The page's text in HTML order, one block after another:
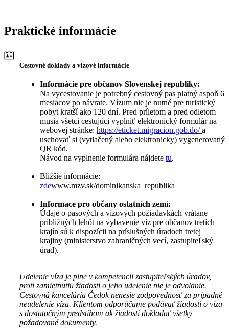
Praktické informácie
Cestovné doklady a vízové informácie
Informácie pre občanov Slovenskej republiky:
Na vycestovanie je potrebný cestovný pas platný aspoň 6
mesiacov po návrate. Vízum nie je nutné pre turistický
pobyt kratší ako 120 dní. Pred príletom a pred odletom
musia všetci cestujúci vyplniť elektronický formulár na
webovej stránke: https://eticket.migracion.gob.do/a
uschovať si (vytlačený alebo elektronicky) vygenerovaný
QR kód.
Návod na vyplnenie formulára nájdete tu.
Bližšie informácie:
zdewww.mzv.sk/dominikanska_republika
Informace pro občany ostatních zemí:
Údaje o pasových a vízových požiadavkách vrátane
približných lehôt na vybavenie víz pre občanov tretích
krajín sú k dispozícii na príslušných úradoch tretej
krajiny (ministerstvo zahraničných vecí, zastupiteľský
úrad).
Udelenie víza je plne v kompetencii zastupiteľských úradov,
proti zamietnutiu žiadosti o jeho udelenie nie je odvolanie.
Cestovná kancelária Čedok nenesie zodpovednosť za prípadné
neudelenie víza. Klientom odporúčame podávať žiadosti o víza
s dostatočným predstihom ak žiadosti dokladať všetky
požadované dokumenty.